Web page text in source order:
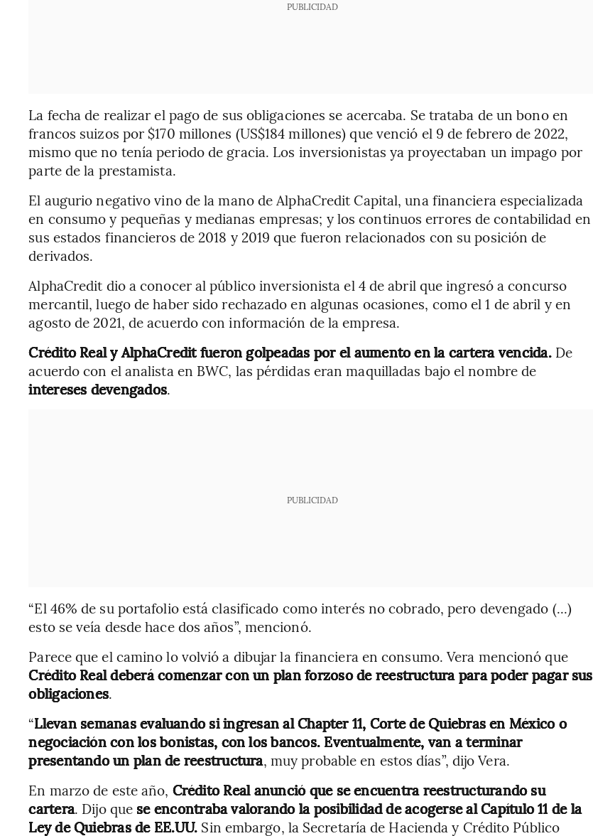
PUBLICIDAD
La fecha de realizar el pago de sus obligaciones se acercaba. Se trataba de un bono en
francos suizos por $170 millones (US$184 millones) que venció el 9 de febrero de 2022,
mismo que no tenía periodo de gracia. Los inversionistas ya proyectaban un impago por
parte de la prestamista.
El augurio negativo vino de la mano de AlphaCredit Capital, una financiera especializada
en consumo y pequeñas y medianas empresas; y los continuos errores de contabilidad en
sus estados financieros de 2018 y 2019 que fueron relacionados con su posición de
derivados.
AlphaCredit dio a conocer al público inversionista el 4 de abril que ingresó a concurso
mercantil, luego de haber sido rechazado en algunas ocasiones, como el 1 de abril y en
agosto de 2021, de acuerdo con información de la empresa.
Crédito Real y AlphaCredit fueron golpeadas por el aumento en la cartera vencida.De
acuerdo con el analista en BWC, las pérdidas eran maquilladas bajo el nombre de
intereses devengados.
PUBLICIDAD
“El 46% de su portafolio está clasificado como interés no cobrado, pero devengado (...)
esto se veía desde hace dos años”, mencionó.
Parece que el camino lo volvió a dibujar la financiera en consumo. Vera mencionó que
Crédito Real deberá comenzar con un plan forzoso de reestructura para poder pagar sus
obligaciones.
“Llevan semanas evaluando si ingresan al Chapter 11, Corte de Quiebras en México o
negociación con los bonistas, con los bancos. Eventualmente, van a terminar
presentando un plan de reestructura, muy probable en estos días”, dijo Vera.
En marzo de este año, Crédito Real anunció que se encuentra reestructurando su
cartera. Dijo que se encontraba valorando la posibilidad de acogerse al Capítulo 11 de la
Ley de Quiebras de EE.UU. Sin embargo, la Secretaría de Hacienda y Crédito Público